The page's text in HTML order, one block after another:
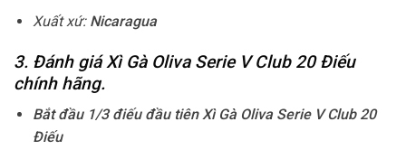
Xuất xứ: Nicaragua
3. Đánh giá Xì Gà Oliva Serie V Club 20 Điếu
chính hãng.
Bắt đầu 1/3 điếu đầu tiên Xì Gà Oliva Serie V Club 20
Điếu